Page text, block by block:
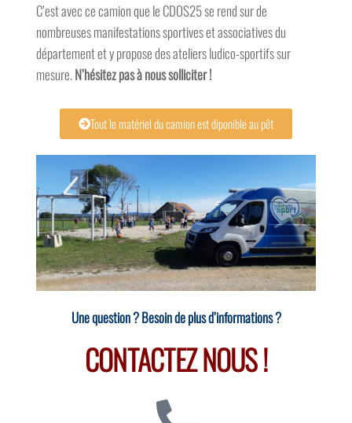
C’est avec ce camion que le CDOS25 se rend sur de
nombreuses manifestations sportives et associatives du
département et y propose des ateliers ludico-sportifs sur
mesure.N’hésitez pas à nous solliciter !
Tout le matériel du camion est diponible au pêt
Une question ? Besoin de plus d’informations ?
CONTACTEZ NOUS !